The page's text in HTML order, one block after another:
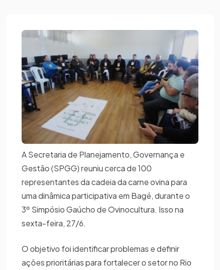
A Secretaria de Planejamento, Governança e
Gestão (SPGG) reuniu cerca de 100
representantes da cadeia da carne ovina para
uma dinâmica participativa em Bagé, durante o
3º Simpósio Gaúcho de Ovinocultura. Isso na
sexta-feira, 27/6.
O objetivo foi identificar problemas e definir
ações prioritárias para fortalecer o setor no Rio